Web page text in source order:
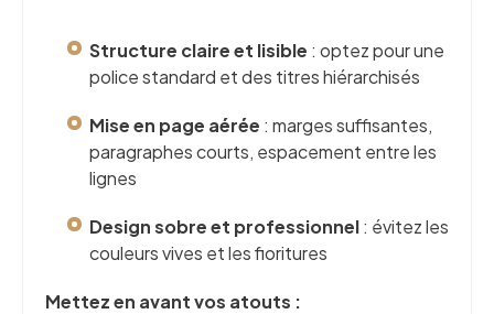
Structure claire et lisible : optez pour une
police standard et des titres hiérarchisés
Mise en page aérée : marges suffisantes,
paragraphes courts, espacement entre les
lignes
Design sobre et professionnel: évitez les
couleurs vives et les fioritures
Mettez en avant vos atouts :